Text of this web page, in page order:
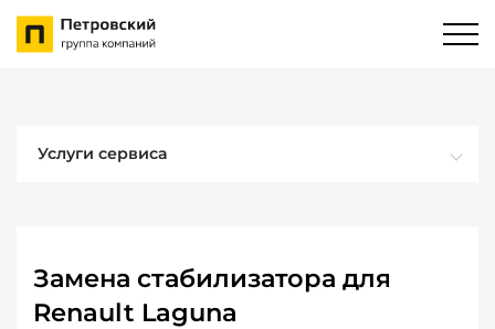
Услуги сервиса
Замена стабилизатора для
Renault Laguna